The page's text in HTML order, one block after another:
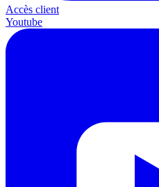
Accès client
Youtube